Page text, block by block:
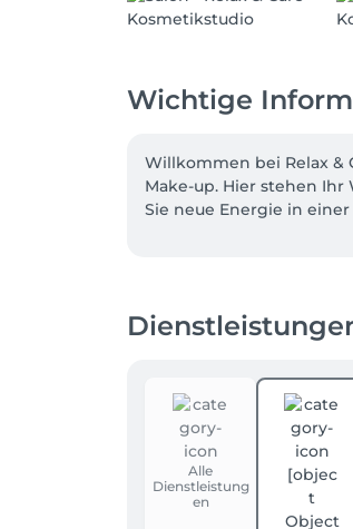
Wichtige
Willkommen bei Relax &
Make-up. Hier stehen
Sie neue Energie in
Alle
Dienstleistung
en